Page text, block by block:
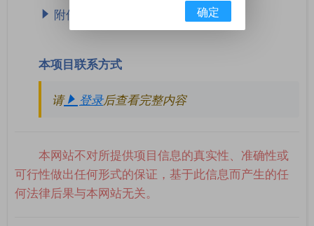
附件：需求.pdf
本项目联系方式
请 登录后查看完整内容
本网站不对所提供项目信息的真实性、准确性或
可行性做出任何形式的保证，基于此信息而产生的任
何法律后果与本网站无关。
确定